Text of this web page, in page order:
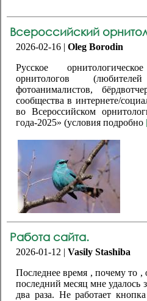
Всероссийский
2026-02-16 | Oleg Borodin
Русское
орнитологов
фотоанималистов,
сообщества в интернете/
во Всероссийском
года-2025» (условия подробно
Работа сайта.
2026-01-12 | Vasily Stashiba
Последнее время , почему то ,
последний месяц мне удалось
два раза. Не работает